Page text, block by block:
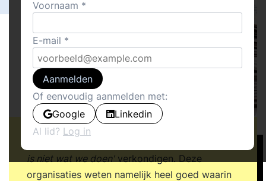
is niet wat we doen'verkondigen. Deze
organisaties weten namelijk heel goed waarin
Voornaam
E-mail
Aanmelden
Of eenvoudig aanmelden met:
Google
Linkedin
Al lid? Log in